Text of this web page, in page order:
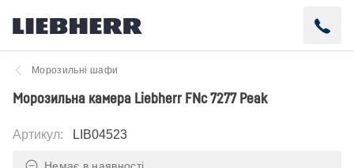
Морозильні шафи
Морозильна камера Liebherr FNc 7277 Peak
Артикул: LIB04523